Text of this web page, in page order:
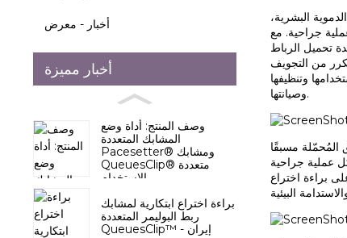
أخبار - معرض
أخبار مميزة
وصف المنتج: أداة وضع
المشابك المتعددة
Pacesetter® ومشابك
QueuesClip® متعددة
الاستخدام
براءة اختراع ابتكارية لمشابك
ربط البوليمر المتعددة
QueuesClip™ - إيران
البشرية،
جراحية. مع
تحميل الرباط
من التجويف
وتنظيفها
وصيانتها.
المُحمّلة مسبقًا
عملية جراحية
براءة اختراع